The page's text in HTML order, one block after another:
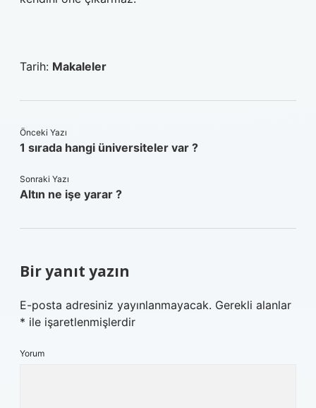
Tarih: Makaleler
Önceki Yazı
1 sırada hangi üniversiteler var ?
Sonraki Yazı
Altın ne işe yarar ?
Bir yanıt yazın
E-posta adresiniz yayınlanmayacak. Gerekli alanlar
* ile işaretlenmişlerdir
Yorum